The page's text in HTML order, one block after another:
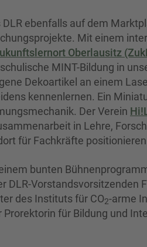
ebenfalls auf dem
Mit einem
Oberlausitz
MINT-Bildung in
Dekoartikel an einem
kennenlernen. Ein
Der Verein
in Lehre,
für Fachkräfte
bunten
DLR-Vorstandsvorsitzenden
des Instituts für CO2-arme
für Bildung und